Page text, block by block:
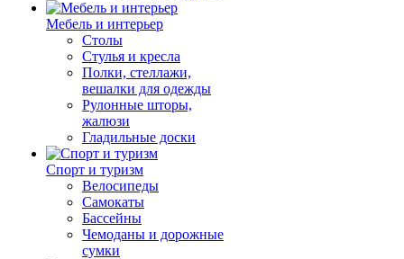
Мебель и интерьер
Столы
Стулья и кресла
Полки, стеллажи,
вешалки для одежды
Рулонные шторы,
жалюзи
Гладильные доски
Спорт и туризм
Велосипеды
Самокаты
Бассейны
Чемоданы и дорожные
сумки